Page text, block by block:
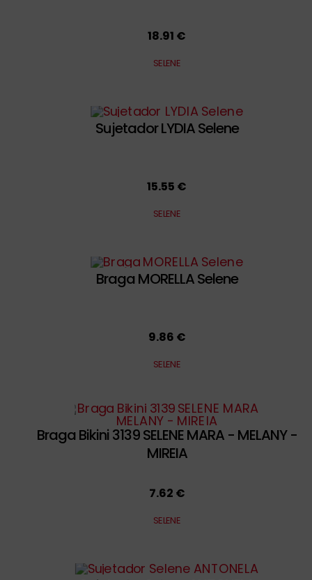
18.91 €
SELENE
Sujetador LYDIA Selene
15.55 €
SELENE
Braga MORELLA Selene
9.86 €
SELENE
Braga Bikini 3139 SELENE MARA - MELANY -
MIREIA
7.62 €
SELENE